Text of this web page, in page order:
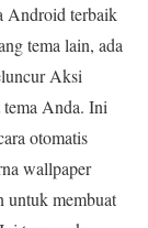
Android terbaik
tema lain, ada
Aksi
tema Anda. Ini
otomatis
wallpaper
untuk membuat